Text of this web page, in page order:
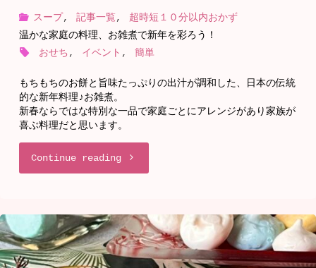
ッ
♡"
う
ン
バ
ー
庭
の
スープ, 記事一覧,
超時短１０分以内おかず
温かな家庭の料理、お雑煮で新年を彩ろう！
おせち , イベント , 簡単
もちもちのお餅と旨味たっぷりの出汁が調和した、日本の伝統
的な新年料理♪お雑煮。
新春ならではな特別な一品で家庭ごとにアレンジがあり家族が
喜ぶ料理だと思います。
Continue reading"温
な
家